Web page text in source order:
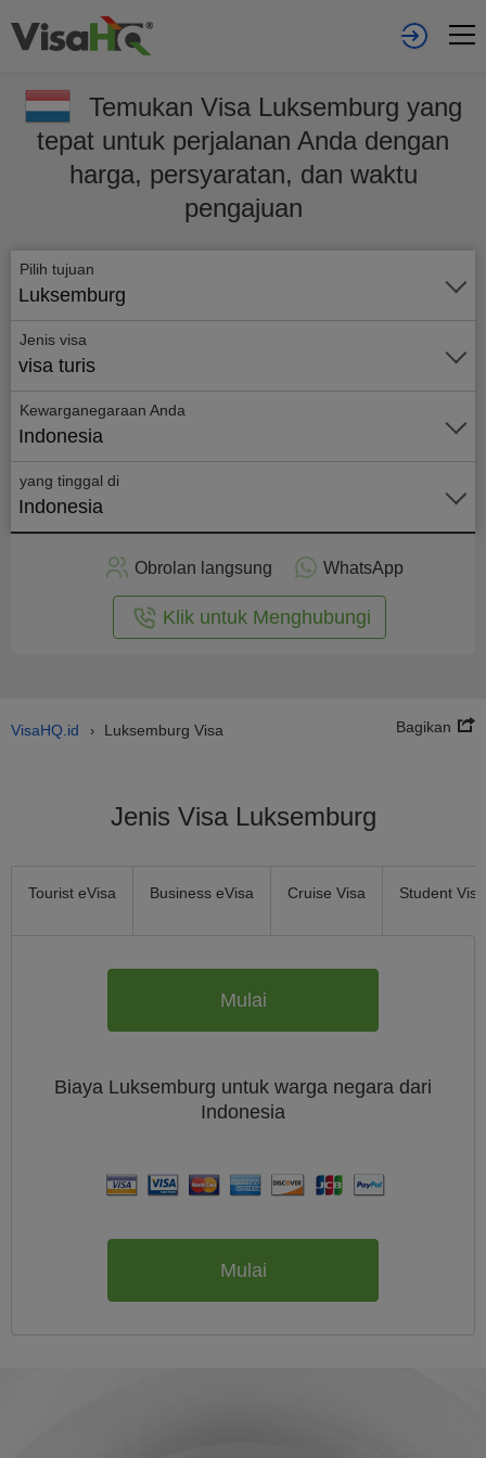
Temukan Visa Luksemburg yang
tepat untuk perjalanan Anda dengan
harga, persyaratan, dan waktu
pengajuan
Pilih tujuan
Luksemburg
Jenis visa
visa turis
Kewarganegaraan Anda
Indonesia
yang tinggal di
Indonesia
Obrolan langsung WhatsApp
Klik untuk Menghubungi
VisaHQ.id › Luksemburg Visa Bagikan
Jenis Visa Luksemburg
Tourist eVisa Business eVisa Cruise Visa Student Visa
Mulai
Biaya Luksemburg untuk warga negara dari
Indonesia
Mulai